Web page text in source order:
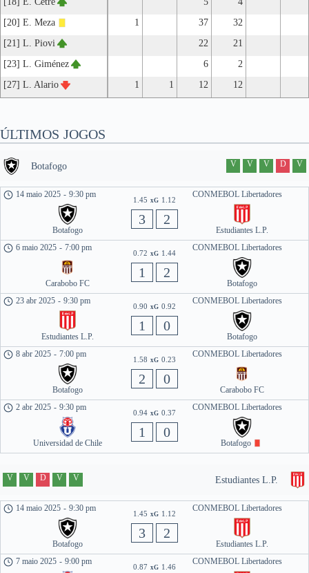
[20] E. Meza
1 37
32
[21] L. Piovi
22
21
[23] L. Giménez
6
2
[27] L. Alario
1 1 12 12
ÚLTIMOS JOGOS
Botafogo V V V D V
CONMEBOL Libertadores
14 maio 2025 - 9:30 pm
Botafogo
1.45 xG 1.12
3 2
Estudiantes L.P.
CONMEBOL Libertadores
6 maio 2025 - 7:00 pm
Carabobo FC
0.72 xG 1.44
1 2
Botafogo
CONMEBOL Libertadores
23 abr 2025 - 9:30 pm
Estudiantes L.P.
0.90 xG 0.92
1 0
Botafogo
CONMEBOL Libertadores
8 abr 2025 - 7:00 pm
Botafogo
1.58 xG 0.23
2 0
Carabobo FC
CONMEBOL Libertadores
2 abr 2025 - 9:30 pm
Universidad de Chile
0.94 xG 0.37
1 0
Botafogo
Estudiantes L.P.
V V D V V
CONMEBOL Libertadores
14 maio 2025 - 9:30 pm
Botafogo
1.45 xG 1.12
3 2
Estudiantes L.P.
CONMEBOL Libertadores
7 maio 2025 - 9:00 pm
0.87 xG 1.46